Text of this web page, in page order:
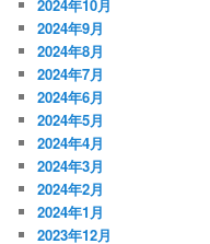
2024年10月
2024年9月
2024年8月
2024年7月
2024年6月
2024年5月
2024年4月
2024年3月
2024年2月
2024年1月
2023年12月